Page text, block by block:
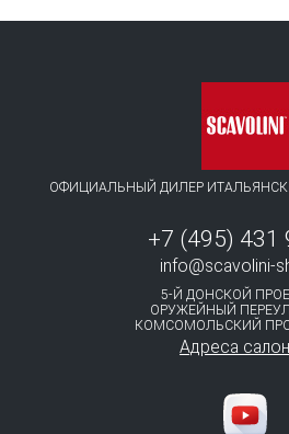
ОФИЦИАЛЬНЫЙ ДИЛЕР
+7 (495) 431
info@scavolini-
5-Й ДОНСКОЙ
ОРУЖЕЙНЫЙ
КОМСОМОЛЬСКИЙ
Адреса